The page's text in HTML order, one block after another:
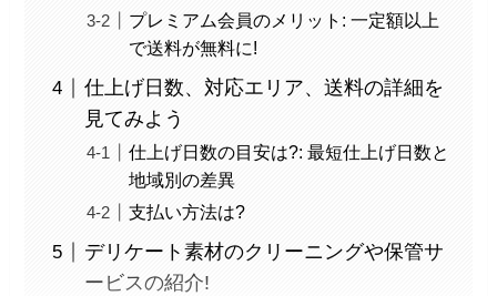
プレミアム会員のメリット: 一定額以上
で送料が無料に!
仕上げ日数、対応エリア、送料の詳細を
見てみよう
仕上げ日数の目安は?: 最短仕上げ日数と
地域別の差異
支払い方法は?
デリケート素材のクリーニングや保管サ
ービスの紹介!